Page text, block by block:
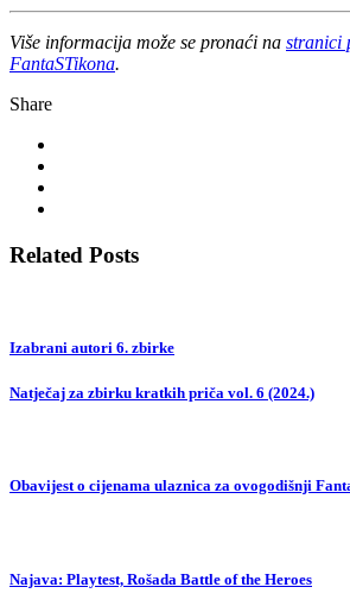
Više informacija može se pronaći na stranici
FantaSTikona.
Share
Related Posts
Izabrani autori 6. zbirke
Natječaj za zbirku kratkih priča vol. 6 (2024.)
Obavijest o cijenama ulaznica za ovogodišnji
Najava: Playtest, Rošada Battle of the Heroes